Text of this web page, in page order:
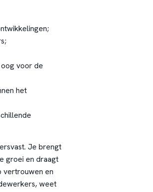
voor de
het
Je brengt
groei en draagt
vertrouwen en
weet